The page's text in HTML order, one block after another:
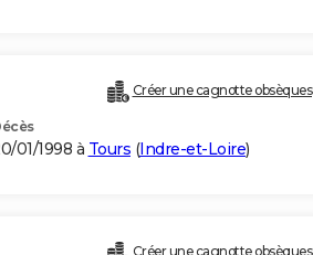
Créer une cagnotte obsèques
01/1998 à Tours (Indre-et-Loire)
Créer une cagnotte obsèques